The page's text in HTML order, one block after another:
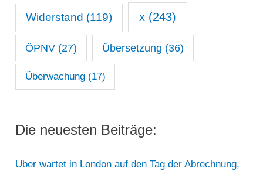
Widerstand (119) x(243)
ÖPNV(27) Übersetzung (36)
Überwachung(17)
Die neuesten Beiträge:
Uber wartet in London auf den Tag der Abrechnung,